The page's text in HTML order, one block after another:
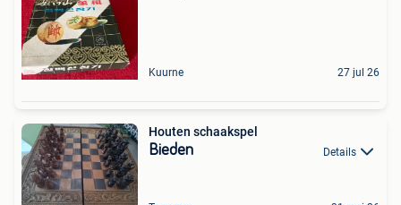
Kuurne 27 jul 26
Houten schaakspel
Bieden Details